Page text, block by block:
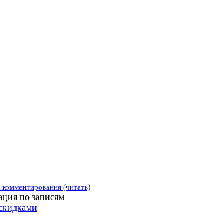
комментирования (читать)
по записям